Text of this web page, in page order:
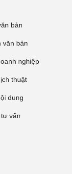
bản
văn bản
nghiệp
thuật
dung
vấn